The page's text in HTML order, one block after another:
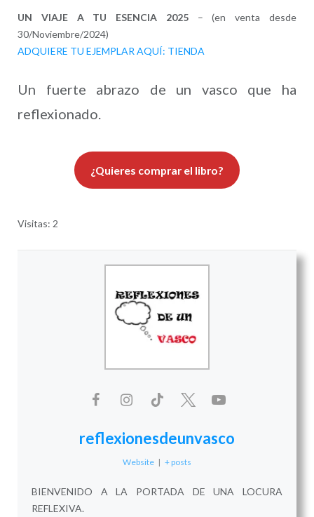
UN VIAJE A TU ESENCIA 2025– (en venta desde
30/Noviembre/2024)
ADQUIERE TU EJEMPLAR AQUÍ: TIENDA
Un fuerte abrazo de un vasco que ha
reflexionado.
¿Quieres comprar el libro?
Visitas: 2
reflexionesdeunvasco
Website | + posts
BIENVENIDO A LA PORTADA DE UNA LOCURA
REFLEXIVA.